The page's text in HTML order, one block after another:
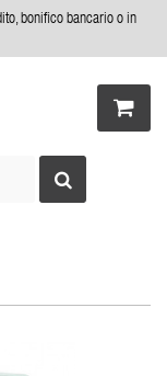
bonifico bancario o in